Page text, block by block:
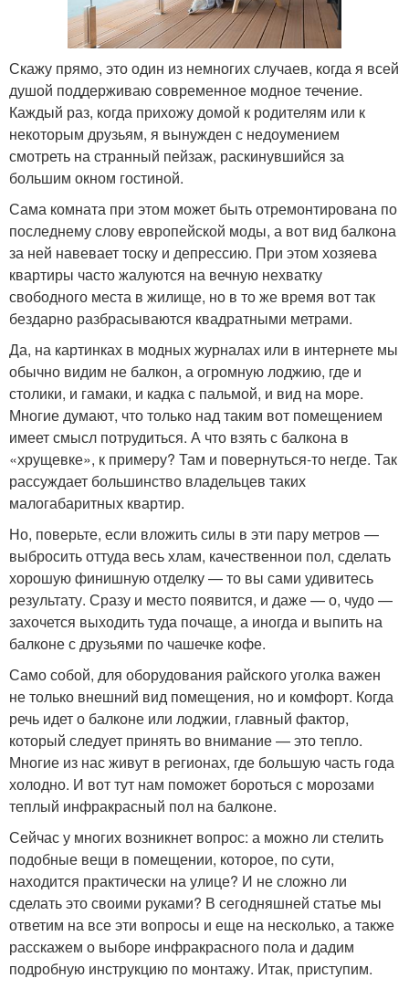
Скажу прямо, это один из немногих случаев, когда я всей
душой поддерживаю современное модное течение.
Каждый раз, когда прихожу домой к родителям или к
некоторым друзьям, я вынужден с недоумением
смотреть на странный пейзаж, раскинувшийся за
большим окном гостиной.
Сама комната при этом может быть отремонтирована по
последнему слову европейской моды, а вот вид балкона
за ней навевает тоску и депрессию. При этом хозяева
квартиры часто жалуются на вечную нехватку
свободного места в жилище, но в то же время вот так
бездарно разбрасываются квадратными метрами.
Да, на картинках в модных журналах или в интернете мы
обычно видим не балкон, а огромную лоджию, где и
столики, и гамаки, и кадка с пальмой, и вид на море.
Многие думают, что только над таким вот помещением
имеет смысл потрудиться. А что взять с балкона в
«хрущевке», к примеру? Там и повернуться-то негде. Так
рассуждает большинство владельцев таких
малогабаритных квартир.
Но, поверьте, если вложить силы в эти пару метров —
выбросить оттуда весь хлам, качественнои пол, сделать
хорошую финишную отделку — то вы сами удивитесь
результату. Сразу и место появится, и даже — о, чудо —
захочется выходить туда почаще, а иногда и выпить на
балконе с друзьями по чашечке кофе.
Само собой, для оборудования райского уголка важен
не только внешний вид помещения, но и комфорт. Когда
речь идет о балконе или лоджии, главный фактор,
который следует принять во внимание — это тепло.
Многие из нас живут в регионах, где большую часть года
холодно. И вот тут нам поможет бороться с морозами
теплый инфракрасный пол на балконе.
Сейчас у многих возникнет вопрос: а можно ли стелить
подобные вещи в помещении, которое, по сути,
находится практически на улице? И не сложно ли
сделать это своими руками? В сегодняшней статье мы
ответим на все эти вопросы и еще на несколько, а также
расскажем о выборе инфракрасного пола и дадим
подробную инструкцию по монтажу. Итак, приступим.